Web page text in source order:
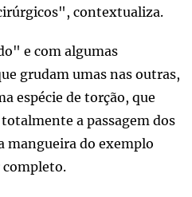
contextualiza.
e com algumas
grudam umas nas outras,
espécie de torção, que
a passagem dos
mangueira do exemplo
completo.